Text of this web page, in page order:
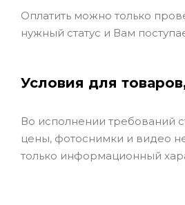
Оплатить можно только
нужный статус и Вам
Условия для
Во исполнении требований
цены, фотоснимки и видео
только информационный